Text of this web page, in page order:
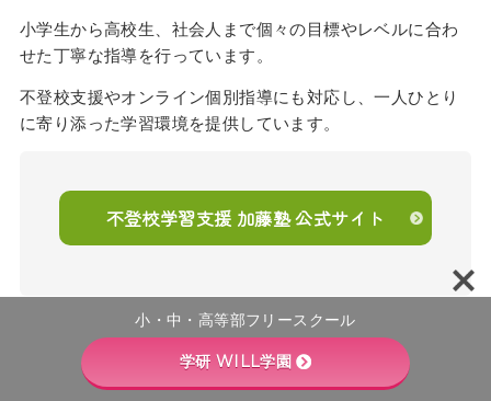
小学生から高校生、社会人まで個々の目標やレベルに合わ
せた丁寧な指導を行っています。
不登校支援やオンライン個別指導にも対応し、一人ひとり
に寄り添った学習環境を提供しています。
不登校学習支援 加藤塾 公式サイト
小・中・高等部フリースクール
学研 WILL学園